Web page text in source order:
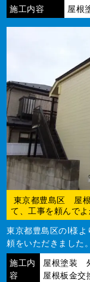
施工内容
屋根
東京都豊島区 屋
て、工事を頼んでよ
東京都豊島区のI様
頼をいただきました
施工内
容
屋根塗装
屋根板金交